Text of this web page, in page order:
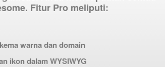
Fitur Pro meliputi:
warna dan domain
ikon dalam WYSIWYG